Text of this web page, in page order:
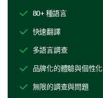
圖像
產品描述
折扣/優惠券
80+ 種語言
快速翻譯
多語言調查
品牌化的體驗與個性化
無限的調查與問題